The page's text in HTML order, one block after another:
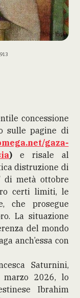
concessione
sulle pagine di
gaza-
)e risale al
distruzione di
di metà ottobre
certi limiti, le
che prosegue
La situazione
del mondo
anch’essa con
Saturnini,
2026, lo
Ibrahim